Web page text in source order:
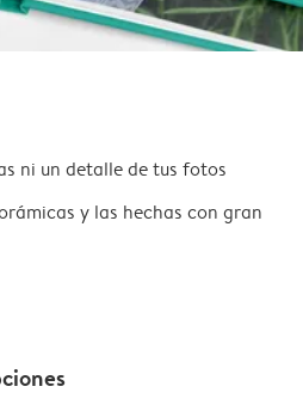
ni un detalle de tus fotos
y las hechas con gran